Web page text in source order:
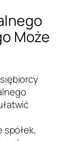
Może